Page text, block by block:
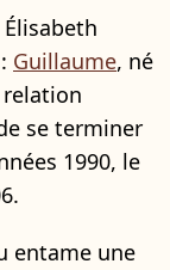
Guillaume, né
relation
se terminer
1990, le
entame une